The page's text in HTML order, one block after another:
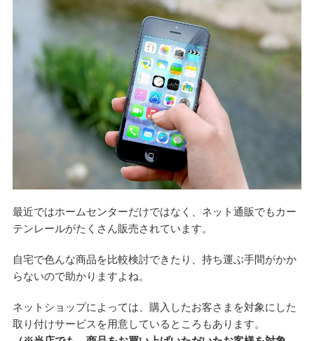
最近ではホームセンターだけではなく、ネット通販でもカー
テンレールがたくさん販売されています。
自宅で色んな商品を比較検討できたり、持ち運ぶ手間がかか
らないので助かりますよね。
ネットショップによっては、購入したお客さまを対象にした
取り付けサービスを用意しているところもあります。